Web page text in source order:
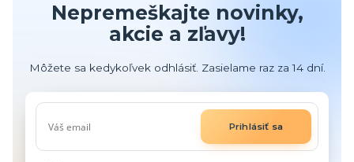
Nepremeškajte novinky,
akcie a zľavy!
Môžete sa kedykoľvek odhlásiť. Zasielame raz za 14 dní.
Prihlásiť sa